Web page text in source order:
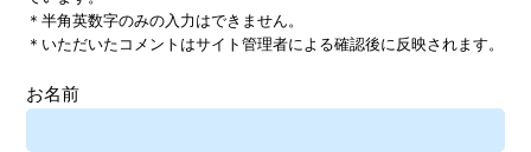
＊半角英数字のみの入力はできません。
＊いただいたコメントはサイト管理者による確認後に反映されます。
お名前